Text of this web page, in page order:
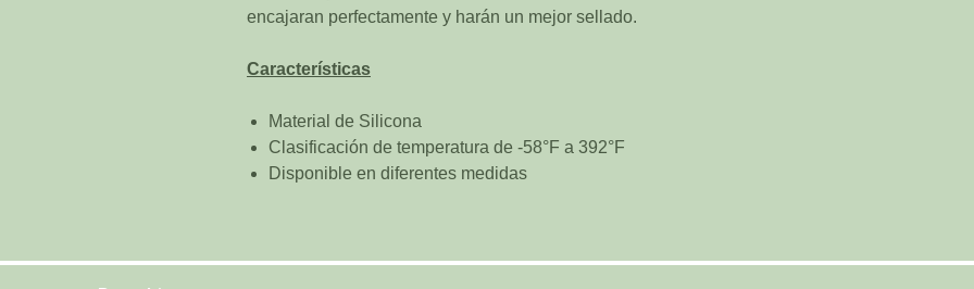
encajaran perfectamente y harán un mejor sellado.
Características
Material de Silicona
Clasificación de temperatura de -58°F a 392°F
Disponible en diferentes medidas